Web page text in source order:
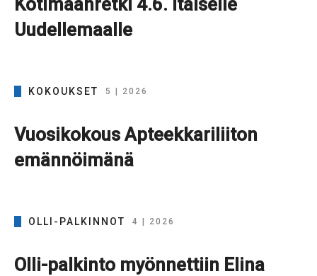
Uudellemaalle
KOKOUKSET 5 | 2026
Vuosikokous Apteekkariliiton
emännöimänä
OLLI-PALKINNOT 4 | 2026
Olli-palkinto myönnettiin Elina